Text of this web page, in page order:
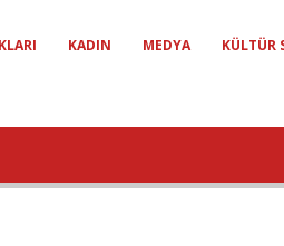
KADIN MEDYA KÜLTÜR